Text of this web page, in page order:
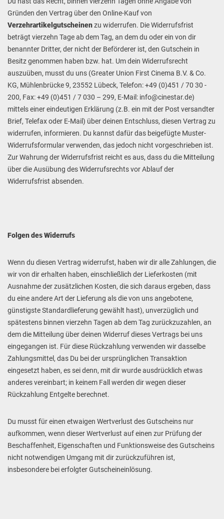
Gründen den Vertrag über den Online-Kauf von
Verzehrartikelgutscheinenzu widerrufen. Die Widerrufsfrist
beträgt vierzehn Tage ab dem Tag, an dem du oder ein von dir
benannter Dritter, der nicht der Beförderer ist, den Gutschein in
Besitz genommen haben bzw. hat. Um dein Widerrufsrecht
auszuüben, musst du uns (Greater Union First Cinema B.V. & Co.
KG, Mühlenbrücke 9, 23552 Lübeck, Telefon: +49 (0)451 / 70 30 -
200, Fax: +49 (0)451 / 7 030 – 299, E-Mail: info@cinestar.de)
mittels einer eindeutigen Erklärung (z.B. ein mit der Post versandter
Brief, Telefax oder E-Mail) über deinen Entschluss, diesen Vertrag zu
widerrufen, informieren. Du kannst dafür das beigefügte Muster-
Widerrufsformular verwenden, das jedoch nicht vorgeschrieben ist.
Zur Wahrung der Widerrufsfrist reicht es aus, dass du die Mitteilung
über die Ausübung des Widerrufsrechts vor Ablauf der
Widerrufsfrist absenden.
Folgen des Widerrufs
Wenn du diesen Vertrag widerrufst, haben wir dir alle Zahlungen, die
wir von dir erhalten haben, einschließlich der Lieferkosten (mit
Ausnahme der zusätzlichen Kosten, die sich daraus ergeben, dass
du eine andere Art der Lieferung als die von uns angebotene,
günstigste Standardlieferung gewählt hast), unverzüglich und
spätestens binnen vierzehn Tagen ab dem Tag zurückzuzahlen, an
dem die Mitteilung über deinen Widerruf dieses Vertrags bei uns
eingegangen ist. Für diese Rückzahlung verwenden wir dasselbe
Zahlungsmittel, das Du bei der ursprünglichen Transaktion
eingesetzt haben, es sei denn, mit dir wurde ausdrücklich etwas
anderes vereinbart; in keinem Fall werden dir wegen dieser
Rückzahlung Entgelte berechnet.
Du musst für einen etwaigen Wertverlust des Gutscheins nur
aufkommen, wenn dieser Wertverlust auf einen zur Prüfung der
Beschaffenheit, Eigenschaften und Funktionsweise des Gutscheins
nicht notwendigen Umgang mit dir zurückzuführen ist,
insbesondere bei erfolgter Gutscheineinlösung.